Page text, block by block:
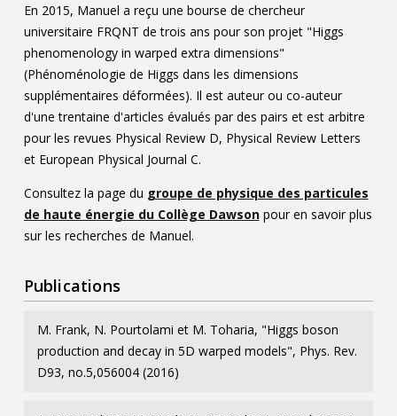
En 2015, Manuel a reçu une bourse de chercheur
universitaire FRQNT de trois ans pour son projet "Higgs
phenomenology in warped extra dimensions"
(Phénoménologie de Higgs dans les dimensions
supplémentaires déformées). Il est auteur ou co-auteur
d'une trentaine d'articles évalués par des pairs et est arbitre
pour les revues Physical Review D, Physical Review Letters
et European Physical Journal C.
Consultez la page du groupe de physique des particules
de haute énergie du Collège Dawsonpour en savoir plus
sur les recherches de Manuel.
Publications
M. Frank, N. Pourtolami et M. Toharia, "Higgs boson
production and decay in 5D warped models", Phys. Rev.
D93, no.5,056004 (2016)